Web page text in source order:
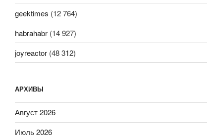
geektimes (12 764)
habrahabr (14 927)
joyreactor (48 312)
АРХИВЫ
Август 2026
Июль 2026